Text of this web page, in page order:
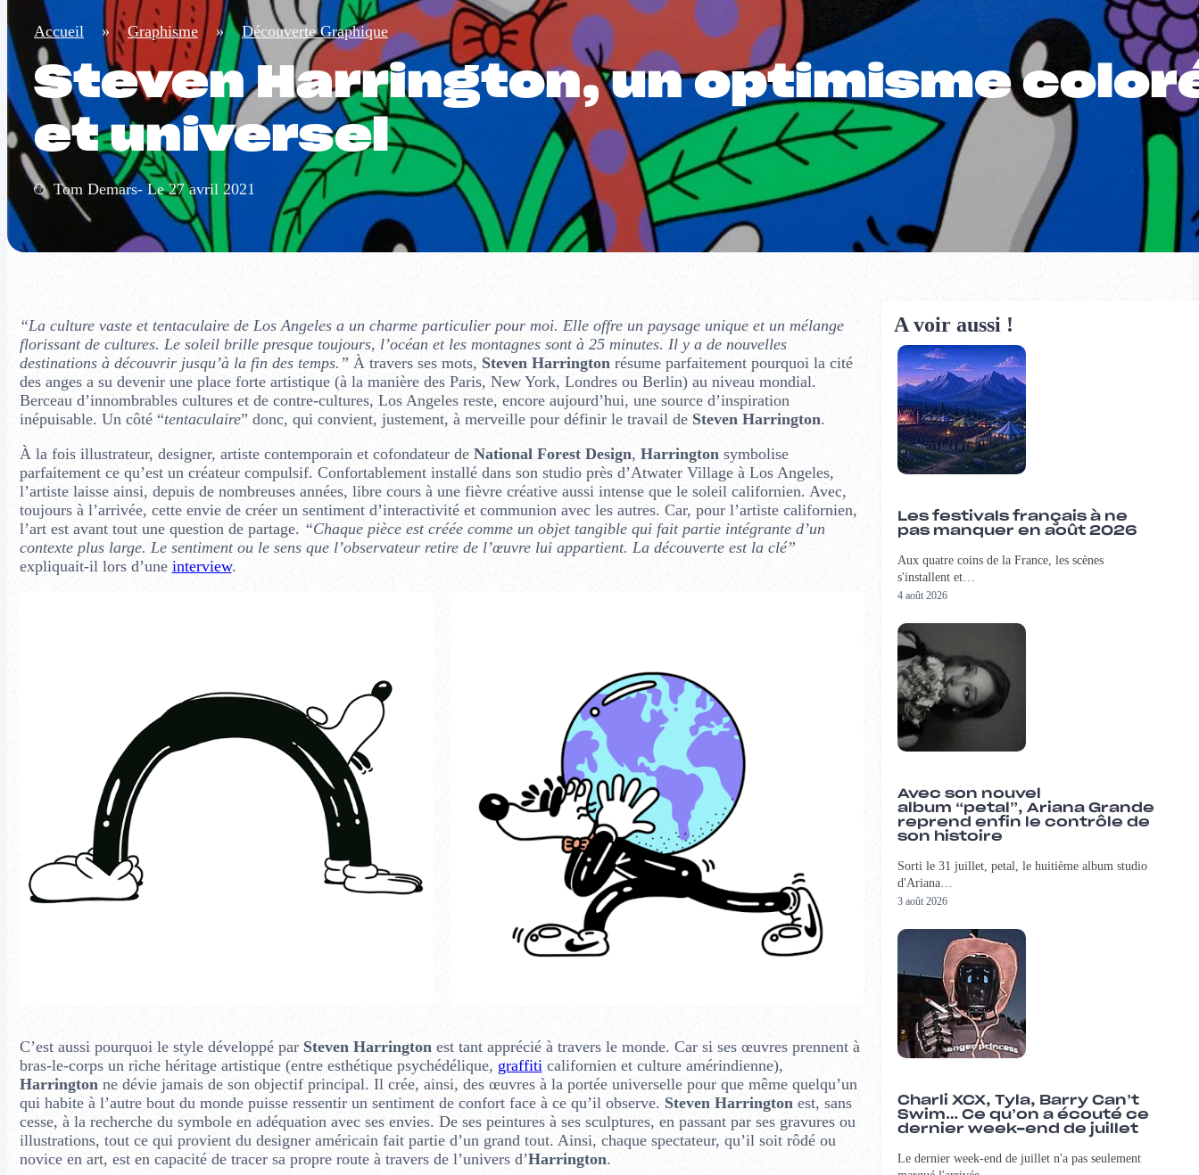
Accueil » Graphisme » Découverte Graphique
Steven Harrington, un optimisme
et universel
Tom Demars- Le 27 avril 2021
“La culture vaste et tentaculaire de Los Angeles a un charme particulier pour moi. Elle offre un paysage unique et un mélange
florissant de cultures. Le soleil brille presque toujours, l’océan et les montagnes sont à 25 minutes. Il y a de nouvelles
destinations à découvrir jusqu’à la fin des temps.” À travers ses mots, Steven Harrington résume parfaitement pourquoi la cité
des anges a su devenir une place forte artistique (à la manière des Paris, New York, Londres ou Berlin) au niveau mondial.
Berceau d’innombrables cultures et de contre-cultures, Los Angeles reste, encore aujourd’hui, une source d’inspiration
inépuisable. Un côté “tentaculaire” donc, qui convient, justement, à merveille pour définir le travail de Steven Harrington.
À la fois illustrateur, designer, artiste contemporain et cofondateur de National Forest Design, Harrington symbolise
parfaitement ce qu’est un créateur compulsif. Confortablement installé dans son studio près d’Atwater Village à Los Angeles,
l’artiste laisse ainsi, depuis de nombreuses années, libre cours à une fièvre créative aussi intense que le soleil californien. Avec,
toujours à l’arrivée, cette envie de créer un sentiment d’interactivité et communion avec les autres. Car, pour l’artiste californien,
l’art est avant tout une question de partage. “Chaque pièce est créée comme un objet tangible qui fait partie intégrante d’un
contexte plus large. Le sentiment ou le sens que l’observateur retire de l’œuvre lui appartient. La découverte est la clé”
expliquait-il lors d’une interview.
C’est aussi pourquoi le style développé par Steven Harringtonest tant apprécié à travers le monde. Car si ses œuvres prennent à
bras-le-corps un riche héritage artistique (entre esthétique psychédélique, graffiticalifornien et culture amérindienne),
Harringtonne dévie jamais de son objectif principal. Il crée, ainsi, des œuvres à la portée universelle pour que même quelqu’un
qui habite à l’autre bout du monde puisse ressentir un sentiment de confort face à ce qu’il observe. Steven Harringtonest, sans
cesse, à la recherche du symbole en adéquation avec ses envies. De ses peintures à ses sculptures, en passant par ses gravures ou
illustrations, tout ce qui provient du designer américain fait partie d’un grand tout. Ainsi, chaque spectateur, qu’il soit rôdé ou
novice en art, est en capacité de tracer sa propre route à travers de l’univers d’Harrington.
A voir aussi !
Les festivals français à ne
pas manquer en août 2026
Aux quatre coins de la France, les scènes
s'installent et…
4 août 2026
Avec son nouvel
album “petal”, Ariana Grande
reprend enfin le contrôle de
son histoire
Sorti le 31 juillet, petal, le huitième album studio
d'Ariana…
3 août 2026
Charli XCX, Tyla, Barry Can’t
Swim… Ce qu’on a écouté ce
dernier week-end de juillet
Le dernier week-end de juillet n'a pas seulement